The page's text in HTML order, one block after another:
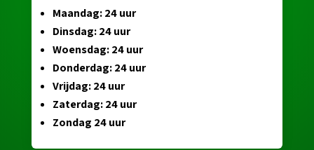
Maandag: 24 uur
Dinsdag: 24 uur
Woensdag: 24 uur
Donderdag: 24 uur
Vrijdag: 24 uur
Zaterdag: 24 uur
Zondag 24 uur